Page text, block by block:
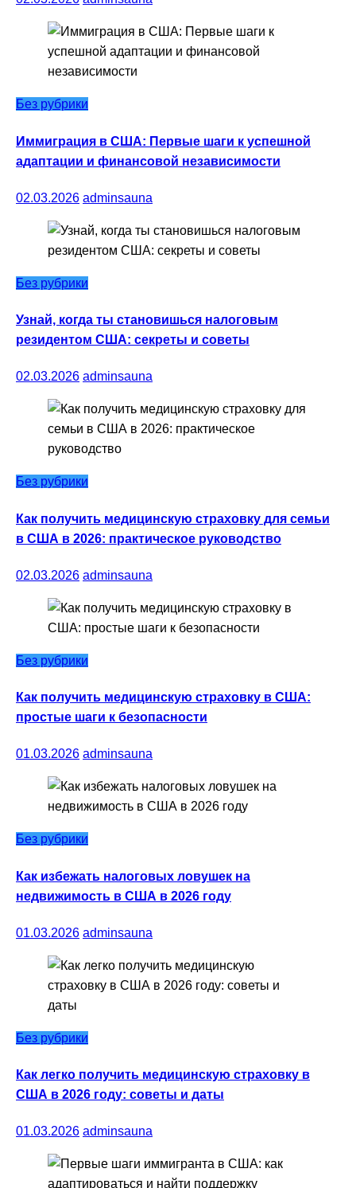
Без рубрики
Иммиграция в США: Первые шаги к успешной
адаптации и финансовой независимости
02.03.2026 adminsauna
Без рубрики
Узнай, когда ты становишься налоговым
резидентом США: секреты и советы
02.03.2026 adminsauna
Без рубрики
Как получить медицинскую страховку для семьи
в США в 2026: практическое руководство
02.03.2026 adminsauna
Без рубрики
Как получить медицинскую страховку в США:
простые шаги к безопасности
01.03.2026 adminsauna
Без рубрики
Как избежать налоговых ловушек на
недвижимость в США в 2026 году
01.03.2026 adminsauna
Без рубрики
Как легко получить медицинскую страховку в
США в 2026 году: советы и даты
01.03.2026 adminsauna